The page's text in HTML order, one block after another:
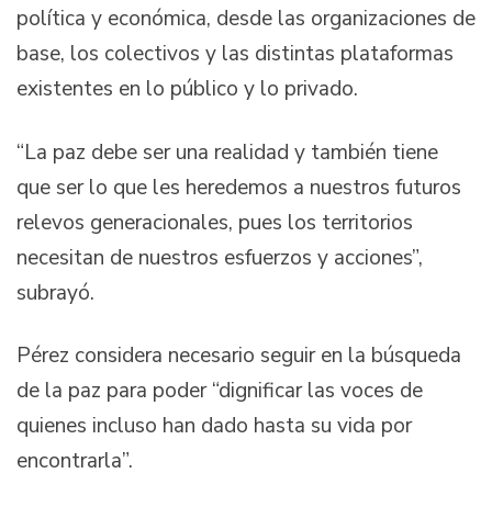
política y económica, desde las organizaciones de
base, los colectivos y las distintas plataformas
existentes en lo público y lo privado.
“La paz debe ser una realidad y también tiene
que ser lo que les heredemos a nuestros futuros
relevos generacionales, pues los territorios
necesitan de nuestros esfuerzos y acciones”,
subrayó.
Pérez considera necesario seguir en la búsqueda
de la paz para poder “dignificar las voces de
quienes incluso han dado hasta su vida por
encontrarla”.